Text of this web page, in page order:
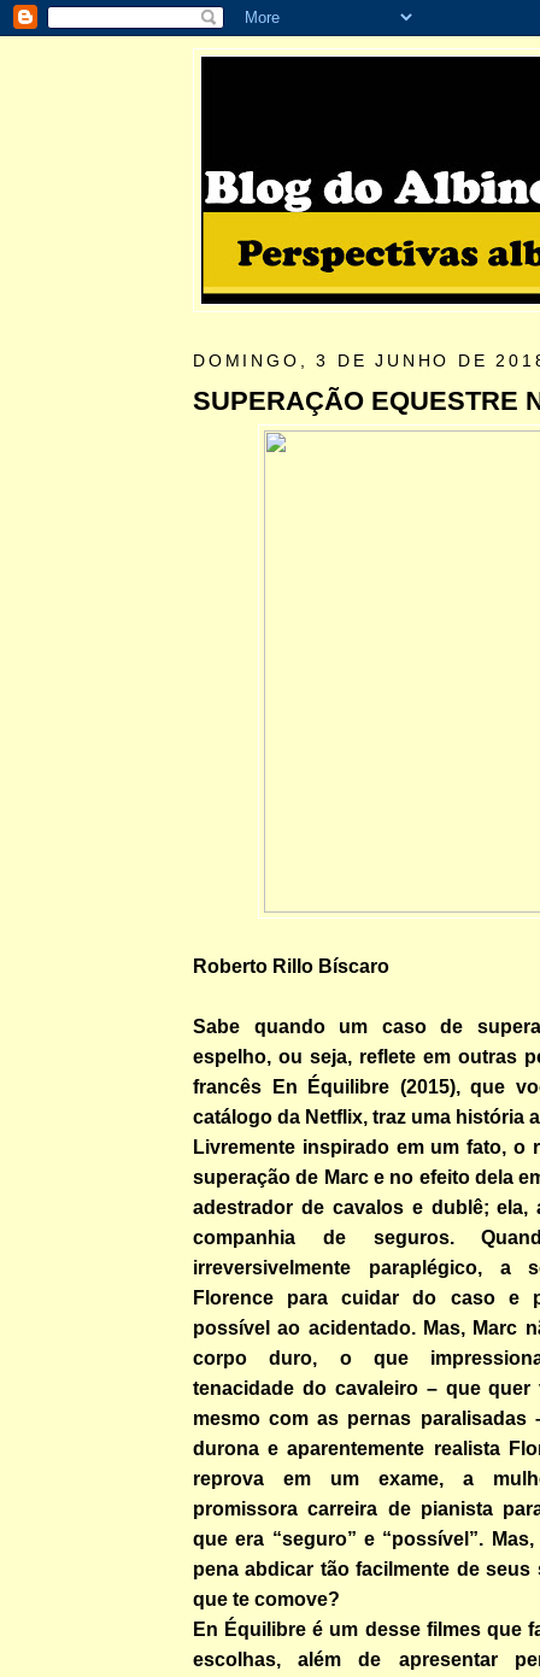
DOMINGO, 3 DE JUNHO DE
SUPERAÇÃO EQUESTRE
Roberto Rillo Bíscaro
Sabe quando um caso de
espelho, ou seja, reflete em outras
francês En Équilibre (2015), que
catálogo da Netflix, traz uma história
Livremente inspirado em um fato, o
superação de Marc e no efeito dela
adestrador de cavalos e dublê; ela,
companhia de seguros.
irreversivelmente paraplégico, a
Florence para cuidar do caso e
possível ao acidentado. Mas, Marc
corpo duro, o que
tenacidade do cavaleiro – que quer
mesmo com as pernas paralisadas
durona e aparentemente realista
reprova em um exame, a
promissora carreira de pianista
que era “seguro” e “possível”.
pena abdicar tão facilmente de
que te comove?
En Équilibre é um desse filmes que
escolhas, além de apresentar